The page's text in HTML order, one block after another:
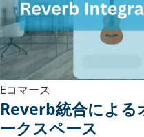
Eコマース
Reverb統合による
ークスペース